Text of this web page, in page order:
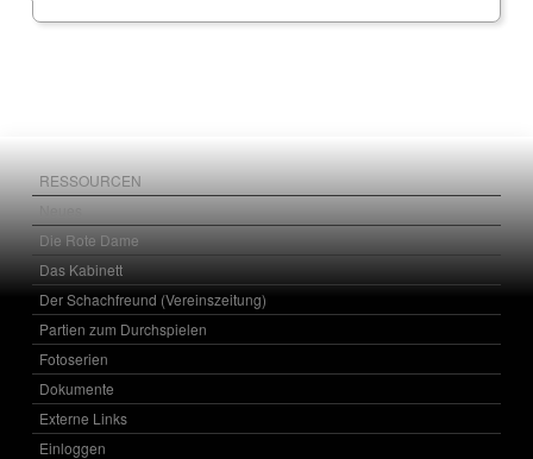
RESSOURCEN
Die Rote Dame
Das Kabinett
Der Schachfreund (Vereinszeitung)
Partien zum Durchspielen
Fotoserien
Dokumente
Externe Links
Einloggen